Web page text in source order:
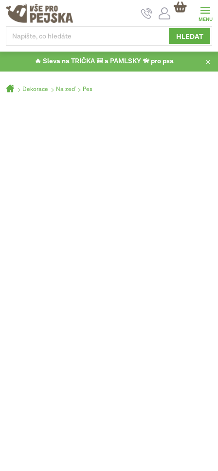
Přejít
obsah
HLEDAT
NÁKUPNÍ
KOŠÍK
🔥 Sleva na TRIČKA 🎒 a PAMLSKY 🦮 pro psa
DomůDekorace Na zeď Pes